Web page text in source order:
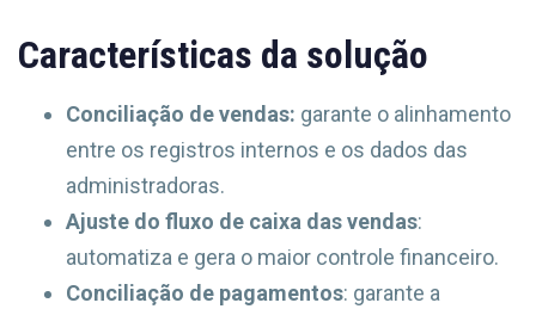
Características da solução
Conciliação de vendas: garante o alinhamento
entre os registros internos e os dados das
administradoras.
Ajuste do fluxo de caixa das vendas:
automatiza e gera o maior controle financeiro.
Conciliação de pagamentos: garante a